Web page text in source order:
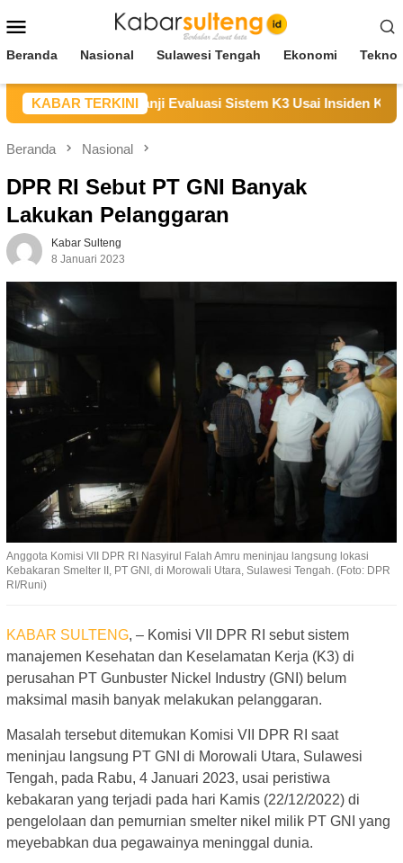
ke
Mobile
Beranda Nasional Sulawesi Tengah Ekonomi
KABAR TERKINI
Duka, Janji Evaluasi Sistem K3 Usai Insiden Karyawan
Beranda Nasional
DPR RI Sebut PT GNI Banyak
Lakukan Pelanggaran
Kabar Sulteng
8 Januari 2023
Anggota Komisi VII DPR RI Nasyirul Falah Amru meninjau langsung lokasi
Kebakaran Smelter II, PT GNI, di Morowali Utara, Sulawesi Tengah. (Foto: DPR
RI/Runi)
KABAR SULTENG, – Komisi VII DPR RI sebut sistem
manajemen Kesehatan dan Keselamatan Kerja (K3) di
perusahan PT Gunbuster Nickel Industry (GNI) belum
maksimal masih banyak melakukan pelanggaran.
Masalah tersebut ditemukan Komisi VII DPR RI saat
meninjau langsung PT GNI di Morowali Utara, Sulawesi
Tengah, pada Rabu, 4 Januari 2023, usai peristiwa
kebakaran yang terjadi pada hari Kamis (22/12/2022) di
pengelolaan dan pemurnian smelter nikel milik PT GNI yang
meyebabkan dua pegawainya meninggal dunia.